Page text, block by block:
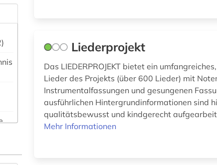
(2)
)
Liederprojekt
Das LIEDERPROJEKT bietet ein
Lieder des Projekts (über 600 Lieder) mit
Instrumentalfassungen und gesungenen
ausführlichen Hintergrundinformationen sind
qualitätsbewusst und kindgerecht
Mehr Informationen